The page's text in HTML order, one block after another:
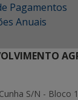
Pagamentos
Anuais
S/N - Bloco